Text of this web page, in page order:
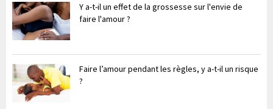
Y a-t-il un effet de la grossesse sur l'envie de
faire l'amour ?
Faire l’amour pendant les règles, y a-t-il un risque
?